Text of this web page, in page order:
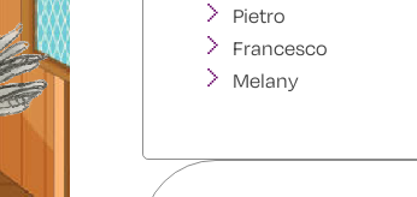
Pietro
Francesco
Melany